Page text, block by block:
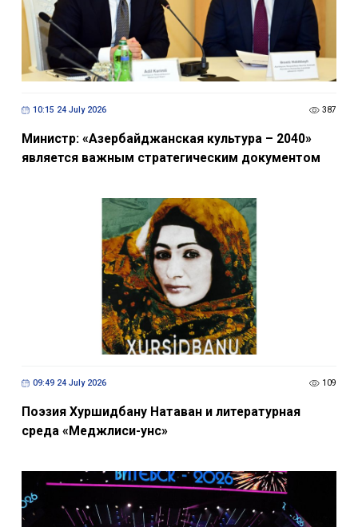
10:15 24 July 2026 387
Министр: «Азербайджанская культура – 2040»
является важным стратегическим документом
09:49 24 July 2026 109
Поэзия Хуршидбану Натаван и литературная
среда «Меджлиси-унс»